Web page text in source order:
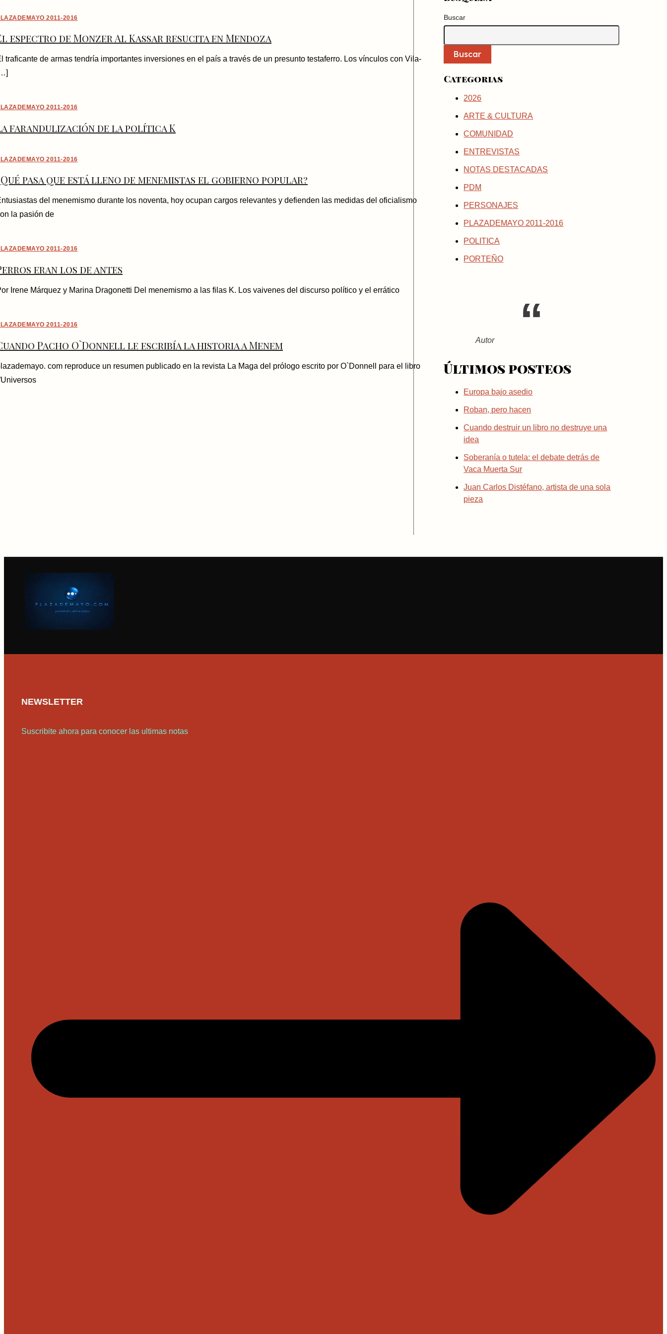
2011-2016
espectro de Monzer Al Kassar resucita en Mendoza
traficante de armas tendría importantes inversiones en el país a través de un presunto testaferro. Los vínculos con Vila-
2011-2016
farandulización de la política K
2011-2016
pasa que está lleno de menemistas el gobierno popular?
del menemismo durante los noventa, hoy ocupan cargos relevantes y defienden las medidas del oficialismo
la pasión de
2011-2016
eran los de antes
Irene Márquez y Marina Dragonetti Del menemismo a las filas K. Los vaivenes del discurso político y el errático
2011-2016
Pacho O`Donnell le escribía la historia a Menem
com reproduce un resumen publicado en la revista La Maga del prólogo escrito por O`Donnell para el libro
Buscar
Buscar
Categorias
2026
ARTE & CULTURA
COMUNIDAD
ENTREVISTAS
NOTAS DESTACADAS
PDM
PERSONAJES
PLAZADEMAYO 2011-2016
POLITICA
PORTEÑO
Autor
Últimos posteos
Europa bajo asedio
Roban, pero hacen
Cuando destruir un libro no destruye una
idea
Soberanía o tutela: el debate detrás de
Vaca Muerta Sur
Juan Carlos Distéfano, artista de una sola
pieza
NEWSLETTER
Suscribite ahora para conocer las ultimas notas